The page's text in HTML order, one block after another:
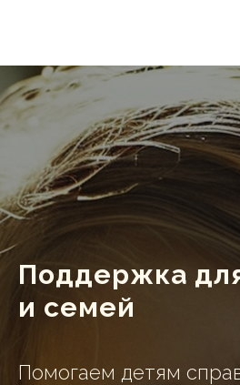
Поддержка
и семей
Помогаем детям